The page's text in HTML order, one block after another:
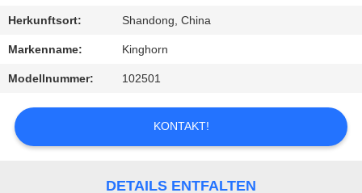
SIE
MIT
UNS
IN
VERBINDUNG
FORDERN
Herkunftsort: Shandong, China
Markenname: Kinghorn
Modellnummer: 102501
KONTAKT!
DETAILS ENTFALTEN